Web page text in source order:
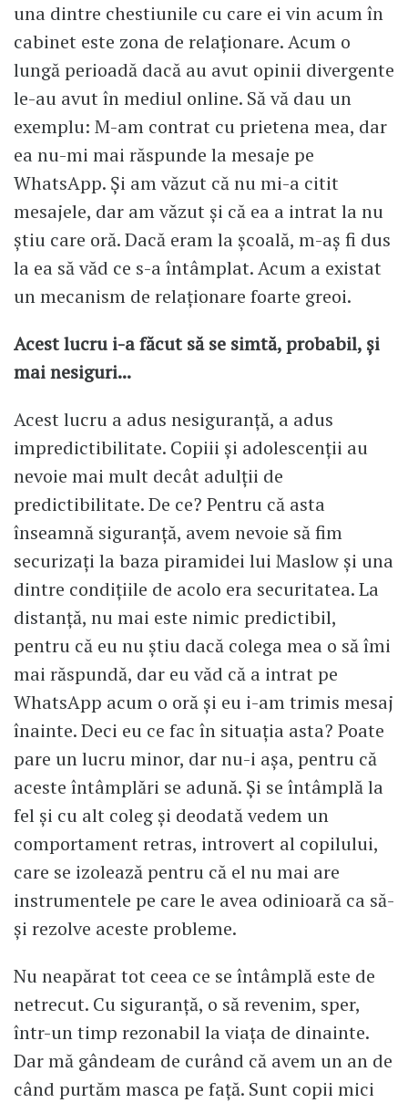
una dintre chestiunile cu care ei vin acum în
cabinet este zona de relaționare. Acum o
lungă perioadă dacă au avut opinii divergente
le-au avut în mediul online. Să vă dau un
exemplu: M-am contrat cu prietena mea, dar
ea nu-mi mai răspunde la mesaje pe
WhatsApp. Și am văzut că nu mi-a citit
mesajele, dar am văzut și că ea a intrat la nu
știu care oră. Dacă eram la școală, m-aș fi dus
la ea să văd ce s-a întâmplat. Acum a existat
un mecanism de relaționare foarte greoi.
Acest lucru i-a făcut să se simtă, probabil, și
mai nesiguri...
Acest lucru a adus nesiguranță, a adus
impredictibilitate. Copiii și adolescenții au
nevoie mai mult decât adulții de
predictibilitate. De ce? Pentru că asta
înseamnă siguranță, avem nevoie să fim
securizați la baza piramidei lui Maslow și una
dintre condițiile de acolo era securitatea. La
distanță, nu mai este nimic predictibil,
pentru că eu nu știu dacă colega mea o să îmi
mai răspundă, dar eu văd că a intrat pe
WhatsApp acum o oră și eu i-am trimis mesaj
înainte. Deci eu ce fac în situația asta? Poate
pare un lucru minor, dar nu-i așa, pentru că
aceste întâmplări se adună. Și se întâmplă la
fel și cu alt coleg și deodată vedem un
comportament retras, introvert al copilului,
care se izolează pentru că el nu mai are
instrumentele pe care le avea odinioară ca să-
și rezolve aceste probleme.
Nu neapărat tot ceea ce se întâmplă este de
netrecut. Cu siguranță, o să revenim, sper,
într-un timp rezonabil la viața de dinainte.
Dar mă gândeam de curând că avem un an de
când purtăm masca pe față. Sunt copii mici